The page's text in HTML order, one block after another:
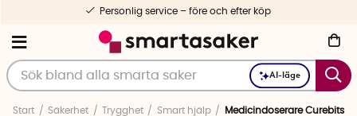
AI-läge
Personlig service – före och efter köp
Start Säkerhet Trygghet Smart hjälp Medicindoserare Curebits